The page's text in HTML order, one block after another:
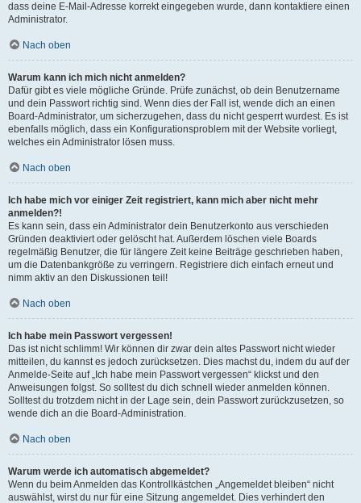
dass deine E-Mail-Adresse korrekt eingegeben wurde, dann kontaktiere einen
Administrator.
Nach oben
Warum kann ich mich nicht anmelden?
Dafür gibt es viele mögliche Gründe. Prüfe zunächst, ob dein Benutzername
und dein Passwort richtig sind. Wenn dies der Fall ist, wende dich an einen
Board-Administrator, um sicherzugehen, dass du nicht gesperrt wurdest. Es ist
ebenfalls möglich, dass ein Konfigurationsproblem mit der Website vorliegt,
welches ein Administrator lösen muss.
Nach oben
Ich habe mich vor einiger Zeit registriert, kann mich aber nicht mehr
anmelden?!
Es kann sein, dass ein Administrator dein Benutzerkonto aus verschieden
Gründen deaktiviert oder gelöscht hat. Außerdem löschen viele Boards
regelmäßig Benutzer, die für längere Zeit keine Beiträge geschrieben haben,
um die Datenbankgröße zu verringern. Registriere dich einfach erneut und
nimm aktiv an den Diskussionen teil!
Nach oben
Ich habe mein Passwort vergessen!
Das ist nicht schlimm! Wir können dir zwar dein altes Passwort nicht wieder
mitteilen, du kannst es jedoch zurücksetzen. Dies machst du, indem du auf der
Anmelde-Seite auf „Ich habe mein Passwort vergessen“ klickst und den
Anweisungen folgst. So solltest du dich schnell wieder anmelden können.
Solltest du trotzdem nicht in der Lage sein, dein Passwort zurückzusetzen, so
wende dich an die Board-Administration.
Nach oben
Warum werde ich automatisch abgemeldet?
Wenn du beim Anmelden das Kontrollkästchen „Angemeldet bleiben“ nicht
auswählst, wirst du nur für eine Sitzung angemeldet. Dies verhindert den